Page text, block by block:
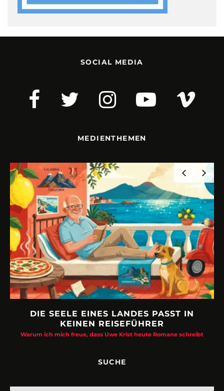
SOCIAL MEDIA
MEDIENTHEMEN
DIE SEELE EINES LANDES PASST IN
KEINEN REISEFÜHRER
Warum ich mich freue, dass Uwe Krist heute Romane schreibt
SUCHE